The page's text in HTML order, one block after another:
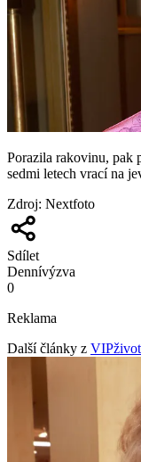
Porazila rakovinu, pak
sedmi letech vrací na
Zdroj: Nextfoto
Sdílet
Dennívýzva
0
Reklama
Další články z